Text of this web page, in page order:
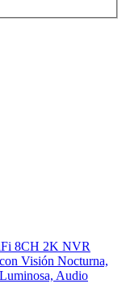
8CH 2K NVR
Visión Nocturna,
Audio